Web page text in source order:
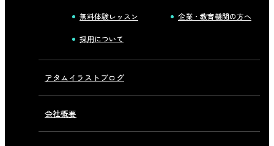
無料体験レッスン 企業・教育機関の方へ
採用について
アタムイラストブログ
会社概要